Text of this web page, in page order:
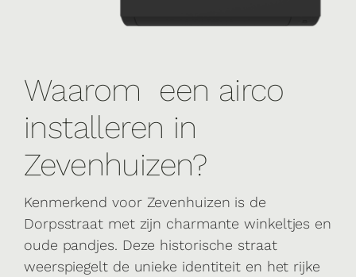
Waarom een airco
installeren in
Zevenhuizen?
Kenmerkend voor Zevenhuizen is de
Dorpsstraat met zijn charmante winkeltjes en
oude pandjes. Deze historische straat
weerspiegelt de unieke identiteit en het rijke